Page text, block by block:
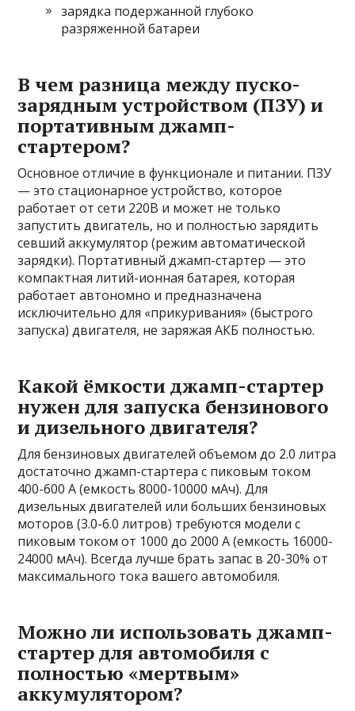
зарядка подержанной глубоко
разряженной батареи
В чем разница между пуско-
зарядным устройством (ПЗУ) и
портативным джамп-
стартером?
Основное отличие в функционале и питании. ПЗУ
— это стационарное устройство, которое
работает от сети 220В и может не только
запустить двигатель, но и полностью зарядить
севший аккумулятор (режим автоматической
зарядки). Портативный джамп-стартер — это
компактная литий-ионная батарея, которая
работает автономно и предназначена
исключительно для «прикуривания» (быстрого
запуска) двигателя, не заряжая АКБ полностью.
Какой ёмкости джамп-стартер
нужен для запуска бензинового
и дизельного двигателя?
Для бензиновых двигателей объемом до 2.0 литра
достаточно джамп-стартера с пиковым током
400-600 А (емкость 8000-10000 мАч). Для
дизельных двигателей или больших бензиновых
моторов (3.0-6.0 литров) требуются модели с
пиковым током от 1000 до 2000 А (емкость 16000-
24000 мАч). Всегда лучше брать запас в 20-30% от
максимального тока вашего автомобиля.
Можно ли использовать джамп-
стартер для автомобиля с
полностью «мертвым»
аккумулятором?